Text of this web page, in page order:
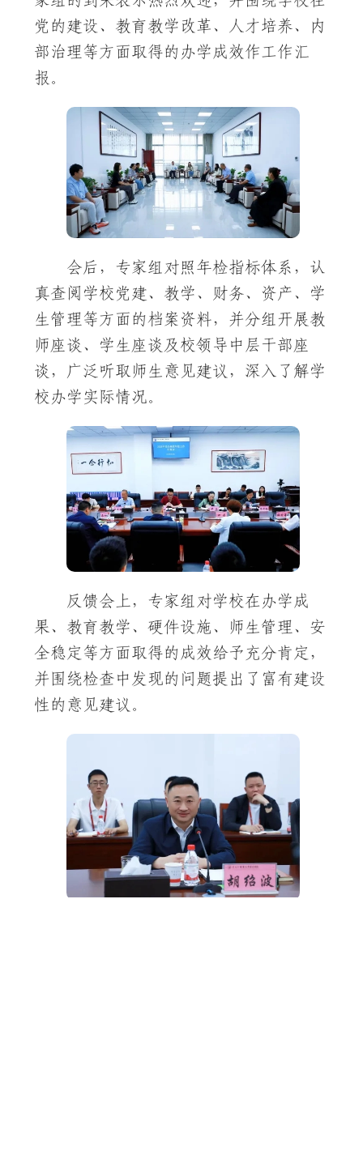
党的建设、教育教学改革、人才培养、内
部治理等方面取得的办学成效作工作汇
报。
会后，专家组对照年检指标体系，认
真查阅学校党建、教学、财务、资产、学
生管理等方面的档案资料，并分组开展教
师座谈、学生座谈及校领导中层干部座
谈，广泛听取师生意见建议，深入了解学
校办学实际情况。
反馈会上，专家组对学校在办学成
果、教育教学、硬件设施、师生管理、安
全稳定等方面取得的成效给予充分肯定，
并围绕检查中发现的问题提出了富有建设
性的意见建议。